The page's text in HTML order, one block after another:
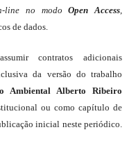
line no modo Open Access,
de dados.
contratos adicionais
da versão do trabalho
Ambiental Alberto Ribeiro
ou como capítulo de
inicial neste periódico.